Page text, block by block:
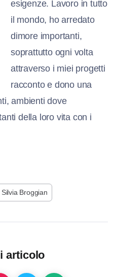
esigenze. Lavoro in tutto
il mondo, ho arredato
dimore importanti,
soprattutto ogni volta
attraverso i miei progetti
racconto e dono una
ambienti dove
della loro vita con i
Silvia Broggian
articolo